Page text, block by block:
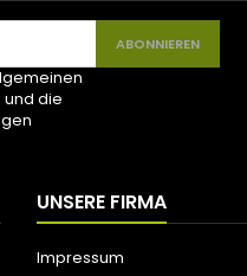
die
UNSERE FIRMA
Impressum